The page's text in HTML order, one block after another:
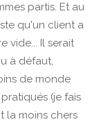
partis. Et au
qu'un client a
vide... Il serait
à défaut,
de monde
(je fais
la moins chers